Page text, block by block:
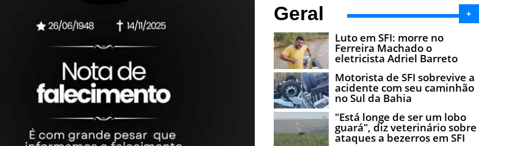
Geral +
Luto em SFI: morre no
Ferreira Machado o
eletricista Adriel Barreto
Motorista de SFI sobrevive a
acidente com seu caminhão
no Sul da Bahia
"Está longe de ser um lobo
guará", diz veterinário sobre
ataques a bezerros em SFI